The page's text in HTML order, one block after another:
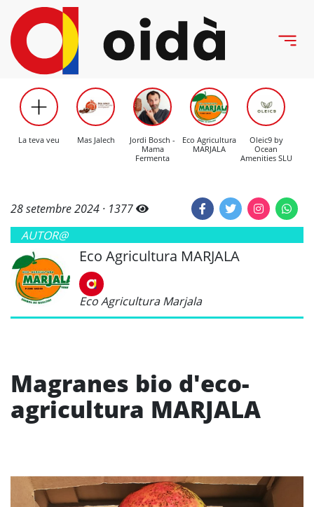
La teva veu Mas Jalech
Jordi Bosch -
Mama
Fermenta
Eco Agricultura
MARJALA
Oleic9 by
Ocean
Amenities SLU
28 setembre 2024 · 1377
AUTOR@
Eco Agricultura MARJALA
Eco Agricultura Marjala
Magranes bio d'eco-
agricultura MARJALA